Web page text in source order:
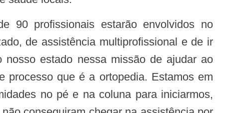
de assistência multiprofissional e de ir
estado nessa missão de ajudar ao
processo que é a ortopedia. Estamos em
no pé e na coluna para iniciarmos,